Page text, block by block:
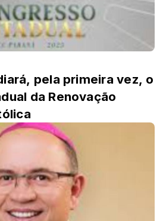
pela primeira vez, o
da Renovação